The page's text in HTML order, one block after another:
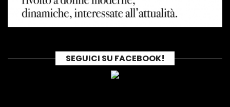
SEGUICI SU FACEBOOK!